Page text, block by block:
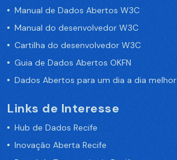
Manual de Dados Abertos W3C
Manual do desenvolvedor W3C
Cartilha do desenvolvedor W3C
Guia de Dados Abertos OKFN
Dados Abertos para um dia a dia melhor
Links de Interesse
Hub de Dados Recife
Inovação Aberta Recife